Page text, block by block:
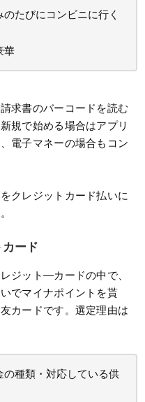
たびにコンビニに行く
華
求書のバーコードを読む
規で始める場合はアプリ
電子マネーの場合もコン
クレジットカード払いに
ード
ジット―カードの中で、
でマイナポイントを貰
カードです。選定理由は
種類・対応している供